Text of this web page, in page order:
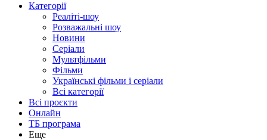
Категорії
Реаліті-шоу
Розважальні шоу
Новини
Серіали
Мультфільми
Фільми
Українські фільми і серіали
Всі категорії
Всі проєкти
Онлайн
ТБ програма
Еще